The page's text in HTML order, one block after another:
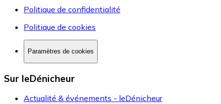
Politique de confidentialité
Politique de cookies
Paramètres de cookies
Sur leDénicheur
Actualité & événements - leDénicheur